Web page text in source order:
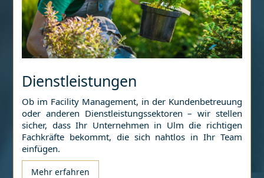
Dienstleistungen
Ob im Facility Management, in der Kundenbetreuung
oder anderen Dienstleistungssektoren – wir stellen
sicher, dass Ihr Unternehmen in Ulm die richtigen
Fachkräfte bekommt, die sich nahtlos in Ihr Team
einfügen.
Mehr erfahren